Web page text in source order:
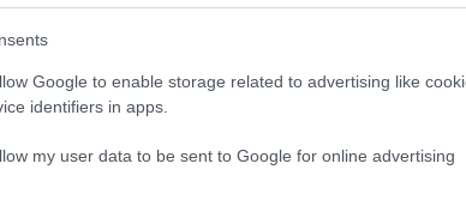
Google to enable storage related to advertising like
identifiers in apps.
my user data to be sent to Google for online advertising